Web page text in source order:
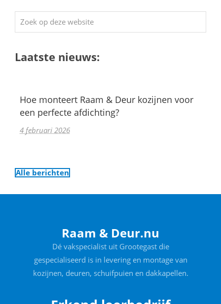
Zoek
op
website
Laatste nieuws:
Hoe monteert Raam & Deur kozijnen voor
een perfecte afdichting?
4 februari 2026
Alle berichten
Raam & Deur.nu
Dé vakspecialist uit Grootegast die
gespecialiseerd is in levering en montage van
kozijnen, deuren, schuifpuien en dakkapellen.